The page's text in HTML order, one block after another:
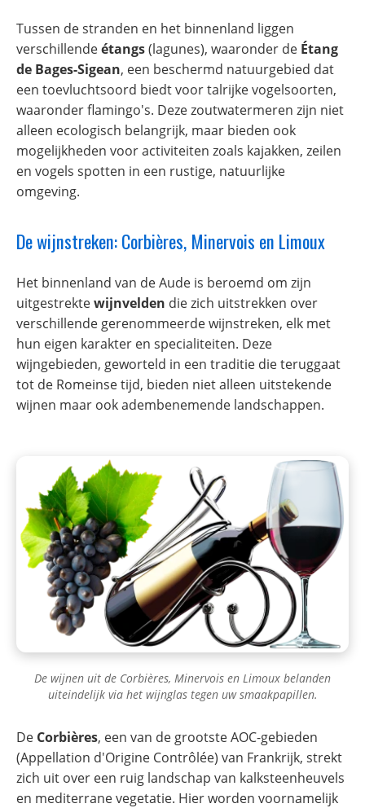
Tussen de stranden en het binnenland liggen
verschillendeétangs(lagunes), waaronder de Étang
de Bages-Sigean, een beschermd natuurgebied dat
een toevluchtsoord biedt voor talrijke vogelsoorten,
waaronder flamingo's. Deze zoutwatermeren zijn niet
alleen ecologisch belangrijk, maar bieden ook
mogelijkheden voor activiteiten zoals kajakken, zeilen
en vogels spotten in een rustige, natuurlijke
omgeving.
De wijnstreken: Corbières, Minervois en Limoux
Het binnenland van de Aude is beroemd om zijn
uitgestrektewijnvelden die zich uitstrekken over
verschillende gerenommeerde wijnstreken, elk met
hun eigen karakter en specialiteiten. Deze
wijngebieden, geworteld in een traditie die teruggaat
tot de Romeinse tijd, bieden niet alleen uitstekende
wijnen maar ook adembenemende landschappen.
De wijnen uit de Corbières, Minervois en Limoux belanden
uiteindelijk via het wijnglas tegen uw smaakpapillen.
De Corbières, een van de grootste AOC-gebieden
(Appellation d'Origine Contrôlée) van Frankrijk, strekt
zich uit over een ruig landschap van kalksteenheuvels
en mediterrane vegetatie. Hier worden voornamelijk